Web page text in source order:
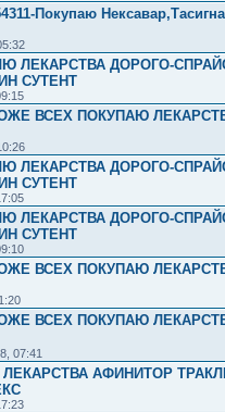
Покупаю
ЛЕКАРСТВА ДОРОГО-
СУТЕНТ
ВСЕХ ПОКУПАЮ
ЛЕКАРСТВА ДОРОГО-
СУТЕНТ
ЛЕКАРСТВА ДОРОГО-
СУТЕНТ
ВСЕХ ПОКУПАЮ
ВСЕХ ПОКУПАЮ
07:41
ЛЕКАРСТВА АФИНИТОР